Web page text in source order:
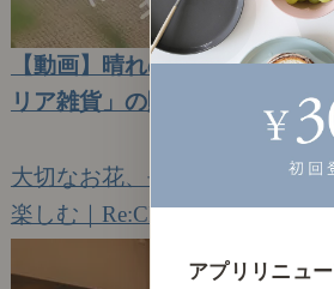
【動画】晴れのち、キッチン
リア雑貨」の購入品紹介と、春
大切なお花、長く楽しむ方法を
楽しむ｜Re:CENO Vlog（動画
アプリリニュ